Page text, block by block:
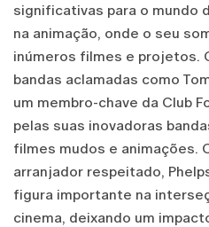
significativas para o mundo
na animação, onde o seu
inúmeros filmes e projetos.
bandas aclamadas como
um membro-chave da Club
pelas suas inovadoras
filmes mudos e animações.
arranjador respeitado,
figura importante na
cinema, deixando um